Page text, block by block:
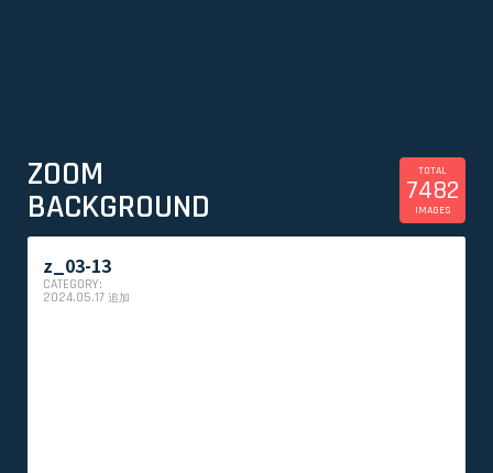
ZOOM
BACKGROUND
TOTAL
7482
IMAGES
z_03-13
CATEGORY:
2024.05.17 追加